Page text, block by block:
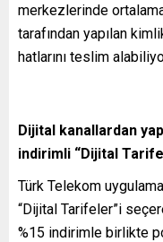
merkezlerinde
tarafından yapılan
hatlarını teslim
Dijital kanallardan
indirimli “Dijital
Türk Telekom
“Dijital Tarifeler”i
%15 indirimle birlikte